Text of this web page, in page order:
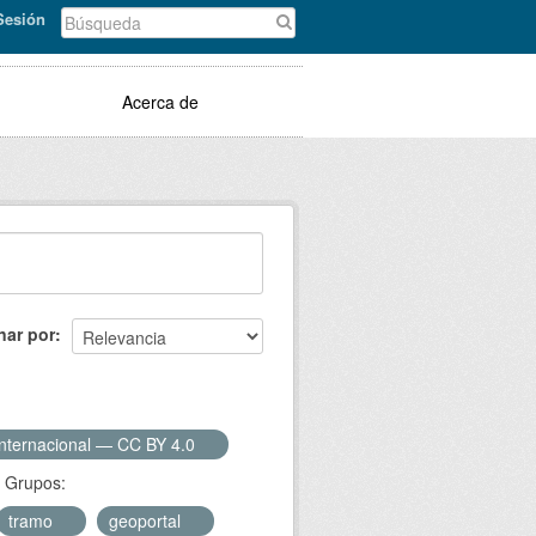
Acerca de
por
— CC BY 4.0
Grupos:
tramo
geoportal